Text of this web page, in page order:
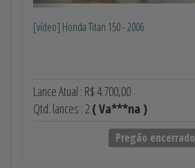
[vídeo] Honda Titan 150 - 2006
Lance Atual : R$ 4.700,00
Qtd. lances : 2 ( Va***na )
Pregão encerrado